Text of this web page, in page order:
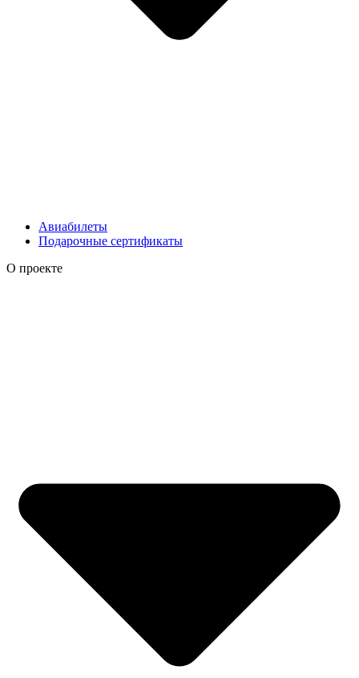
Авиабилеты
Подарочные сертификаты
О проекте